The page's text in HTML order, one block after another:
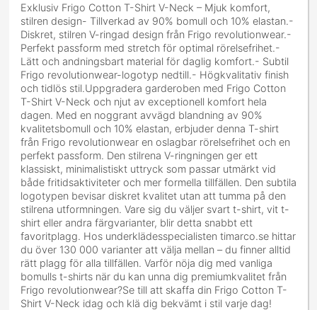
Exklusiv Frigo Cotton T-Shirt V-Neck – Mjuk komfort,
stilren design- Tillverkad av 90% bomull och 10% elastan.-
Diskret, stilren V-ringad design från Frigo revolutionwear.-
Perfekt passform med stretch för optimal rörelsefrihet.-
Lätt och andningsbart material för daglig komfort.- Subtil
Frigo revolutionwear-logotyp nedtill.- Högkvalitativ finish
och tidlös stil.Uppgradera garderoben med Frigo Cotton
T-Shirt V-Neck och njut av exceptionell komfort hela
dagen. Med en noggrant avvägd blandning av 90%
kvalitetsbomull och 10% elastan, erbjuder denna T-shirt
från Frigo revolutionwear en oslagbar rörelsefrihet och en
perfekt passform. Den stilrena V-ringningen ger ett
klassiskt, minimalistiskt uttryck som passar utmärkt vid
både fritidsaktiviteter och mer formella tillfällen. Den subtila
logotypen bevisar diskret kvalitet utan att tumma på den
stilrena utformningen. Vare sig du väljer svart t-shirt, vit t-
shirt eller andra färgvarianter, blir detta snabbt ett
favoritplagg. Hos underklädesspecialisten timarco.se hittar
du över 130 000 varianter att välja mellan – du finner alltid
rätt plagg för alla tillfällen. Varför nöja dig med vanliga
bomulls t-shirts när du kan unna dig premiumkvalitet från
Frigo revolutionwear?Se till att skaffa din Frigo Cotton T-
Shirt V-Neck idag och klä dig bekvämt i stil varje dag!